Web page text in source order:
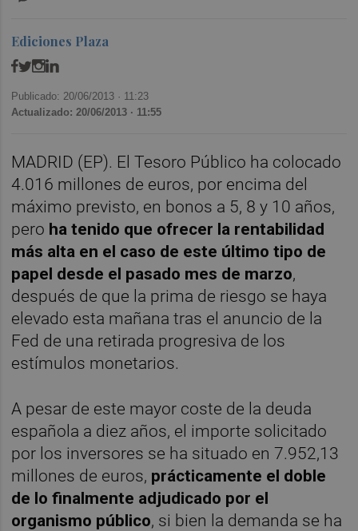
Ediciones Plaza
Publicado: 20/06/2013 · 11:23
Actualizado: 20/06/2013 · 11:55
MADRID (EP). El Tesoro Público ha colocado
4.016 millones de euros, por encima del
máximo previsto, en bonos a 5, 8 y 10 años,
pero ha tenido que ofrecer la rentabilidad
más alta en el caso de este último tipo de
papel desde el pasado mes de marzo,
después de que la prima de riesgo se haya
elevado esta mañana tras el anuncio de la
Fed de una retirada progresiva de los
estímulos monetarios.
A pesar de este mayor coste de la deuda
española a diez años, el importe solicitado
por los inversores se ha situado en 7.952,13
millones de euros, prácticamente el doble
de lo finalmente adjudicado por el
organismo público, si bien la demanda se ha